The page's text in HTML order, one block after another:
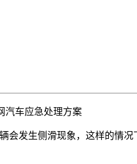
汽车应急处理方案
会发生侧滑现象，这样的情